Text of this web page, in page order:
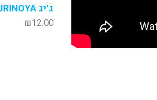
ג'יג TSURINOYA
₪12.00